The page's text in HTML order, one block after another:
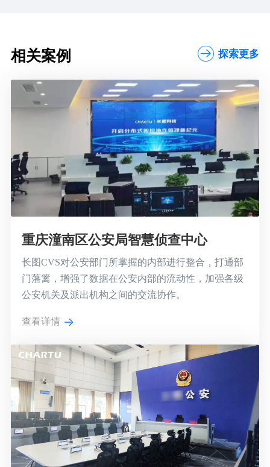
相关案例 探索更多
重庆潼南区公安局智慧侦查中心
长图CVS对公安部门所掌握的内部进行整合，打通部
门藩篱，增强了数据在公安内部的流动性，加强各级
公安机关及派出机构之间的交流协作。
查看详情